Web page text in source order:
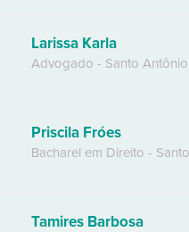
Larissa Karla
Advogado - Santo
Priscila Fróes
Bacharel em Direito -
Tamires Barbosa